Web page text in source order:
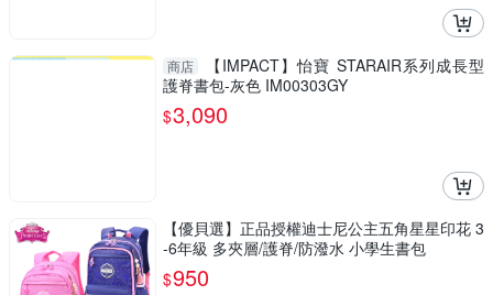
商店
【IMPACT】怡寶 STARAIR系列成長型
護脊書包-灰色 IM00303GY
$3,090
【優貝選】正品授權迪士尼公主五角星星印花 3
-6年級 多夾層/護脊/防潑水 小學生書包
$950